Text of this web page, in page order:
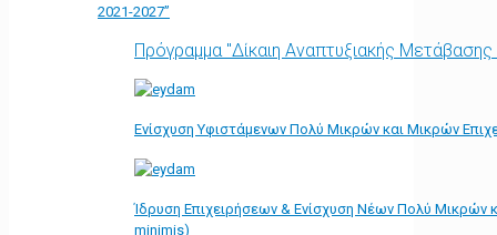
2021-2027”
Πρόγραμμα "Δίκαιη Αναπτυξιακής
Ενίσχυση Υφιστάμενων Πολύ Μικρών και Μικρών
Ίδρυση Επιχειρήσεων & Ενίσχυση Νέων Πολύ Μικρών
minimis)